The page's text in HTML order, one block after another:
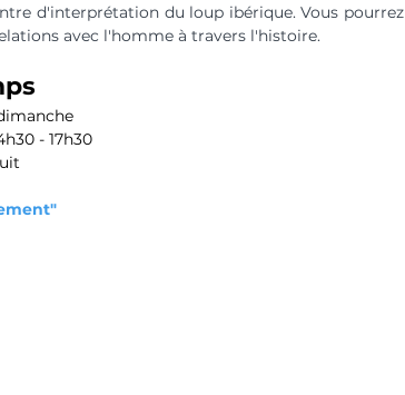
d'interprétation du loup ibérique. Vous pourrez
avec l'homme à travers l'histoire.
- 17h30